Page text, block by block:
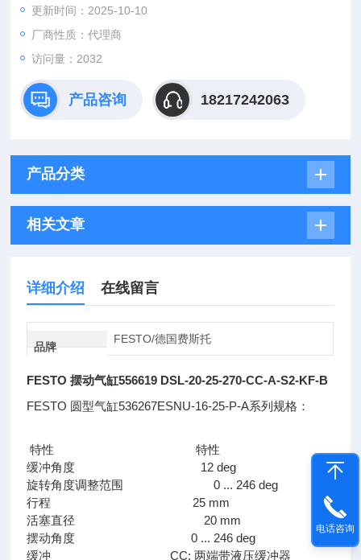
更新时间：2025-10-10
厂商性质：代理商
访问量：2032
产品咨询 18217242063
产品分类
相关文章
详细介绍 在线留言
品牌
FESTO/德国费斯托
FESTO 摆动气缸556619 DSL-20-25-270-CC-A-S2-KF-B
FESTO 圆型气缸536267ESNU-16-25-P-A系列规格：
特性 特性
缓冲角度 12 deg
旋转角度调整范围 0 ... 246 deg
行程 25 mm
活塞直径 20 mm
摆动角度 0 ... 246 deg
缓冲 CC: 两端带液压缓冲器
电话咨询